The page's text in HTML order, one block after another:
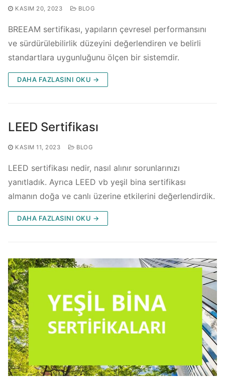
KASIM 20, 2023 BLOG
BREEAM sertifikası, yapıların çevresel performansını
ve sürdürülebilirlik düzeyini değerlendiren ve belirli
standartlara uygunluğunu ölçen bir sistemdir.
DAHA FAZLASINI OKU →
LEED Sertifikası
KASIM 11, 2023 BLOG
LEED sertifikası nedir, nasıl alınır sorunlarınızı
yanıtladık. Ayrıca LEED vb yeşil bina sertifikası
almanın doğa ve canlı üzerine etkilerini değerlendirdik.
DAHA FAZLASINI OKU →